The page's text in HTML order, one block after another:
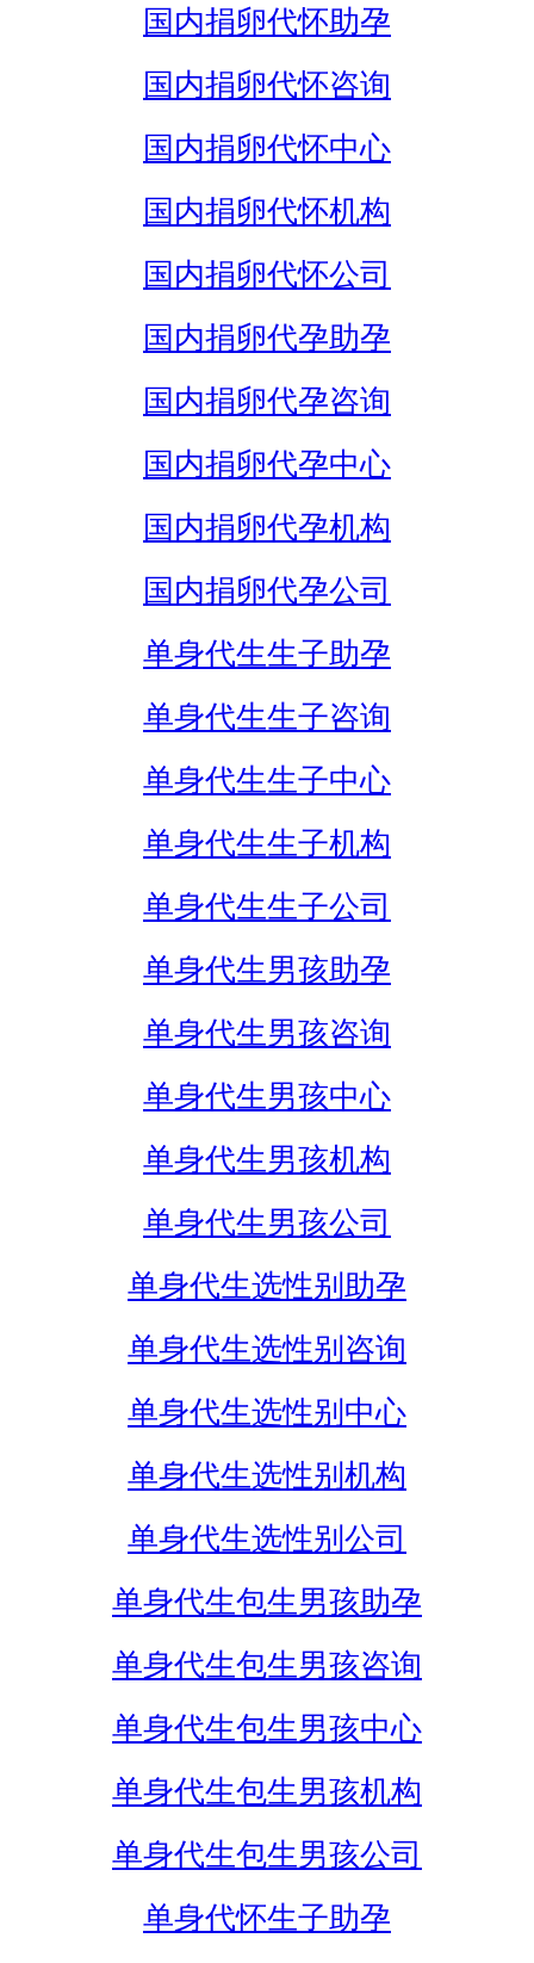
国内捐卵代怀助孕
国内捐卵代怀咨询
国内捐卵代怀中心
国内捐卵代怀机构
国内捐卵代怀公司
国内捐卵代孕助孕
国内捐卵代孕咨询
国内捐卵代孕中心
国内捐卵代孕机构
国内捐卵代孕公司
单身代生生子助孕
单身代生生子咨询
单身代生生子中心
单身代生生子机构
单身代生生子公司
单身代生男孩助孕
单身代生男孩咨询
单身代生男孩中心
单身代生男孩机构
单身代生男孩公司
单身代生选性别助孕
单身代生选性别咨询
单身代生选性别中心
单身代生选性别机构
单身代生选性别公司
单身代生包生男孩助孕
单身代生包生男孩咨询
单身代生包生男孩中心
单身代生包生男孩机构
单身代生包生男孩公司
单身代怀生子助孕